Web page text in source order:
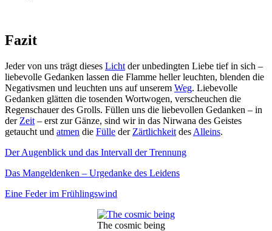
Fazit
Jeder von uns trägt dieses Licht der unbedingten Liebe tief in sich –
liebevolle Gedanken lassen die Flamme heller leuchten, blenden die
Negativsmen und leuchten uns auf unserem Weg. Liebevolle
Gedanken glätten die tosenden Wortwogen, verscheuchen die
Regenschauer des Grolls. Füllen uns die liebevollen Gedanken – in
der Zeit – erst zur Gänze, sind wir in das Nirwana des Geistes
getaucht und atmen die Fülle der Zärtlichkeit des Alleins.
Der Augenblick und das Intervall der Trennung
Das Mangeldenken – Urgedanke des Leidens
Eine Feder im Frühlingswind
The cosmic being